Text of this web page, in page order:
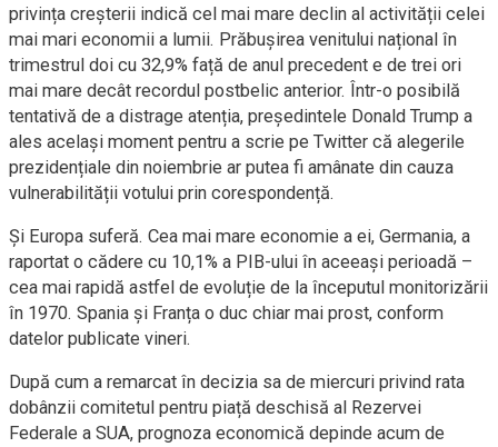
privința creșterii indică cel mai mare declin al activității celei
mai mari economii a lumii. Prăbușirea venitului național în
trimestrul doi cu 32,9% față de anul precedent e de trei ori
mai mare decât recordul postbelic anterior. Într-o posibilă
tentativă de a distrage atenția, președintele Donald Trump a
ales același moment pentru a scrie pe Twitter că alegerile
prezidențiale din noiembrie ar putea fi amânate din cauza
vulnerabilității votului prin corespondență.
Și Europa suferă. Cea mai mare economie a ei, Germania, a
raportat o cădere cu 10,1% a PIB-ului în aceeași perioadă –
cea mai rapidă astfel de evoluție de la începutul monitorizării
în 1970. Spania și Franța o duc chiar mai prost, conform
datelor publicate vineri.
După cum a remarcat în decizia sa de miercuri privind rata
dobânzii comitetul pentru piață deschisă al Rezervei
Federale a SUA, prognoza economică depinde acum de